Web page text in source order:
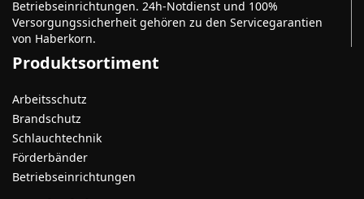
Betriebseinrichtungen. 24h-Notdienst und 100%
Versorgungssicherheit gehören zu den Servicegarantien
von Haberkorn.
Produktsortiment
Arbeitsschutz
Brandschutz
Schlauchtechnik
Förderbänder
Betriebseinrichtungen